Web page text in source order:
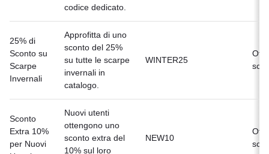
codice dedicato.
25% di
Sconto su
Scarpe
Invernali
Approfitta di uno
sconto del 25%
su tutte le scarpe
invernali in
catalogo.
WINTER25
Sconto
Extra 10%
per Nuovi
Nuovi utenti
ottengono uno
sconto extra del
10% sul loro
NEW10